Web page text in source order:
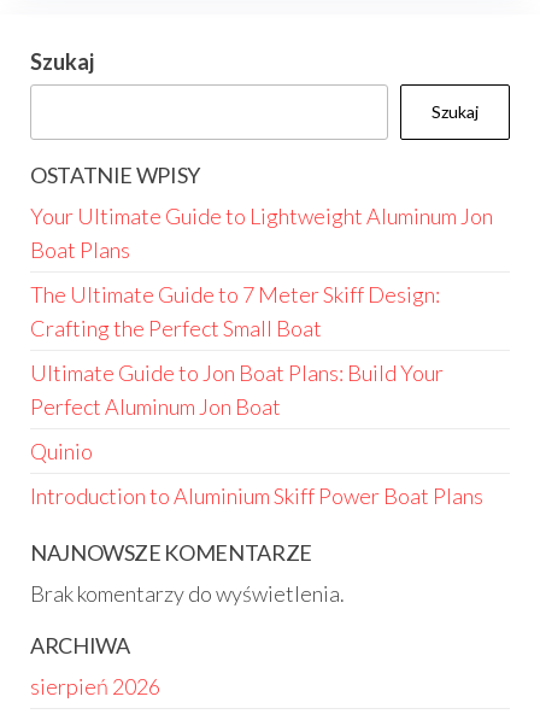
Szukaj
Szukaj
OSTATNIE WPISY
Your Ultimate Guide to Lightweight Aluminum Jon
Boat Plans
The Ultimate Guide to 7 Meter Skiff Design:
Crafting the Perfect Small Boat
Ultimate Guide to Jon Boat Plans: Build Your
Perfect Aluminum Jon Boat
Quinio
Introduction to Aluminium Skiff Power Boat Plans
NAJNOWSZE KOMENTARZE
Brak komentarzy do wyświetlenia.
ARCHIWA
sierpień 2026